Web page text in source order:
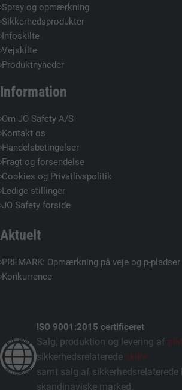
Spray og opmærkning
Sikkerhedsprodukter
Infoskilte
Vejskilte
Produktnyheder
Information
Om JO Safety A/S
Kontakt os
Handelsbetingelser
Fragt og forsendelse
Cookies og Privatlivspolitik
Ledige stillinger
JO Safety forside
Aktuelt
PREMARK: Opmærkning på veje og p-pladser
Konkurrence
ISO 9001:2015 certificeret
Salg, produktion og levering af
sikkerhedsrelaterede skilte
samt salg af
skandinaviske marked.